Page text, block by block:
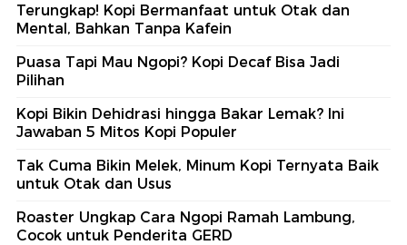
Terungkap! Kopi Bermanfaat untuk Otak dan
Mental, Bahkan Tanpa Kafein
Puasa Tapi Mau Ngopi? Kopi Decaf Bisa Jadi
Pilihan
Kopi Bikin Dehidrasi hingga Bakar Lemak? Ini
Jawaban 5 Mitos Kopi Populer
Tak Cuma Bikin Melek, Minum Kopi Ternyata Baik
untuk Otak dan Usus
Roaster Ungkap Cara Ngopi Ramah Lambung,
Cocok untuk Penderita GERD